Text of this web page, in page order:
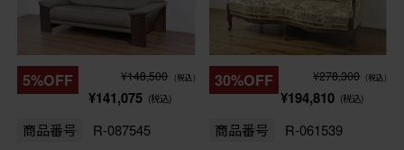
5%OFF ¥148,500 (税込)
¥141,075 (税込)
商品番号 R-087545
30%OFF ¥278,300 (税込)
¥194,810 (税込)
商品番号 R-061539